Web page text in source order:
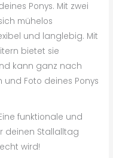
Ponys. Mit zwei
mühelos
und langlebig. Mit
bietet sie
kann ganz nach
Foto deines Ponys
funktionale und
deinen Stallalltag
wird!